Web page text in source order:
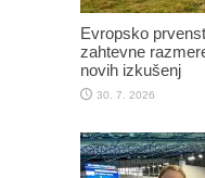
Evropsko
zahtevne
novih izkušenj
30. 7. 2026